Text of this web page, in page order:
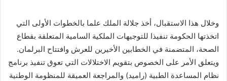
وخلال هذا الاستقبال، أخذ جلالة الملك علما بالخطوات الأولى التي
اتخذتها الحكومة تنفيذا للتوجيهات الملكية السامية المتعلقة بقطاع
الصحة، المتضمنة في الخطابين الأخيرين للعرش وافتتاح البرلمان.
ويتعلق الأمر على الخصوص بتقويم الاختلالات التي تعوق تنفيذ برنامج
نظام المساعدة الطبية (راميد) والمراجعة العميقة للمنظومة الوطنية